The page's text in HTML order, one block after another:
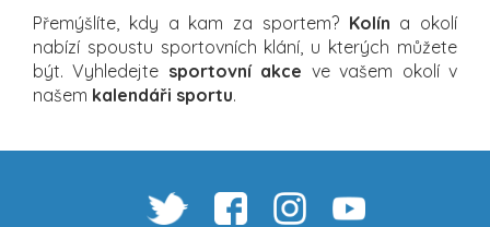
Přemýšlíte, kdy a kam za sportem? Kolín a okolí
nabízí spoustu sportovních klání, u kterých můžete
být. Vyhledejte sportovní akce ve vašem okolí v
našem kalendáři sportu.